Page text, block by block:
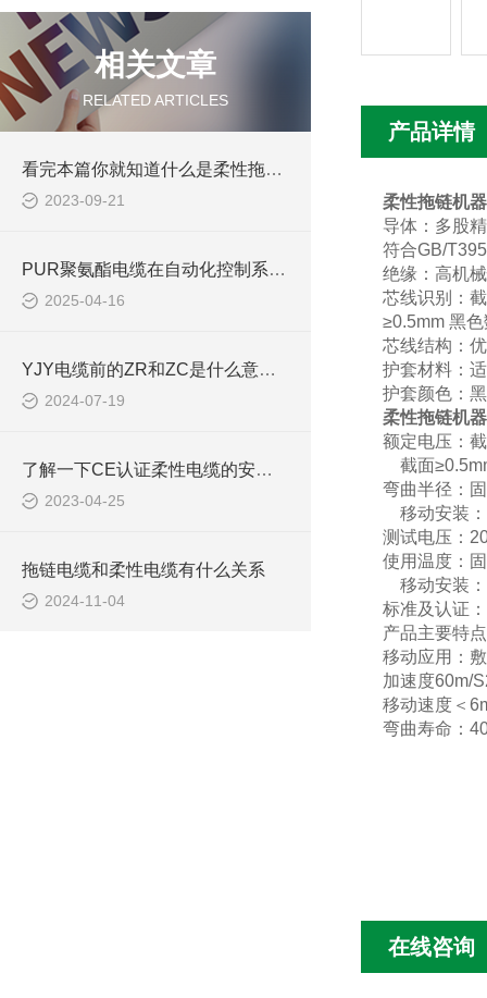
相关文章
RELATED ARTICLES
看完本篇你就知道什么是柔性拖链电缆了
2023-09-21
PUR聚氨酯电缆在自动化控制系统中的应用
2025-04-16
YJY电缆前的ZR和ZC是什么意思？
2024-07-19
了解一下CE认证柔性电缆的安装要求吧
2023-04-25
拖链电缆和柔性电缆有什么关系
2024-11-04
产品详情
柔性拖链机
导体：多股
符合GB/
绝缘：高机
芯线识别：
≥0.5mm 黑
芯线结构：
护套材料：
护套颜色：
柔性拖链机
额定电压：
截面
弯曲半径：
移动安装
测试电压：
使用温度：
移动安装
标准及认证
产品主要特
移动应用：
加速度60m/
移动速度＜
弯曲寿命：
在线咨询